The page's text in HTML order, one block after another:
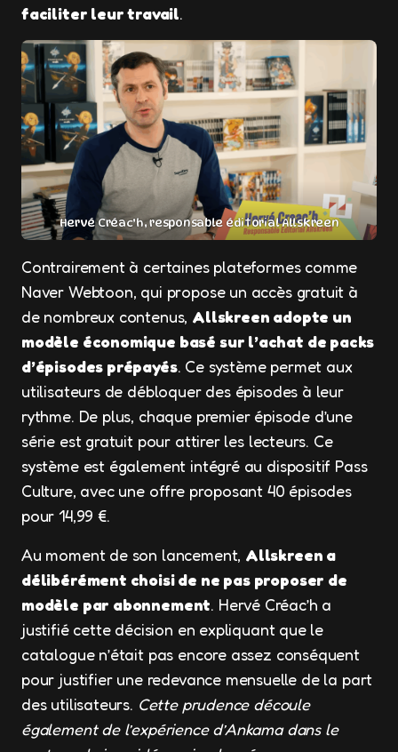
faciliter leur travail.
Hervé Créac’h, responsable éditorial Allskreen
Contrairement à certaines plateformes comme
Naver Webtoon, qui propose un accès gratuit à
de nombreux contenus, Allskreen adopte un
modèle économique basé sur l’achat de packs
d’épisodes prépayés. Ce système permet aux
utilisateurs de débloquer des épisodes à leur
rythme. De plus, chaque premier épisode d’une
série est gratuit pour attirer les lecteurs. Ce
système est également intégré au dispositif Pass
Culture, avec une offre proposant 40 épisodes
pour 14,99 €.
Au moment de son lancement, Allskreen a
délibérément choisi de ne pas proposer de
modèle par abonnement. Hervé Créac’h a
justifié cette décision en expliquant que le
catalogue n’était pas encore assez conséquent
pour justifier une redevance mensuelle de la part
des utilisateurs. Cette prudence découle
également de l’expérience d’Ankama dans le